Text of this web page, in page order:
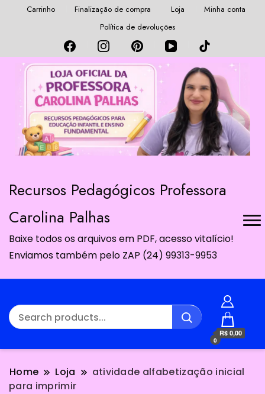
Carrinho Finalização de compra Loja
Minha conta
Política de devoluções
Recursos Pedagógicos Professora
Carolina Palhas
Baixe todos os arquivos em PDF, acesso vitalício!
Enviamos também pelo ZAP (24) 99313-9953
0
R$ 0,00
Home Loja
atividade alfabetização inicial
para imprimir